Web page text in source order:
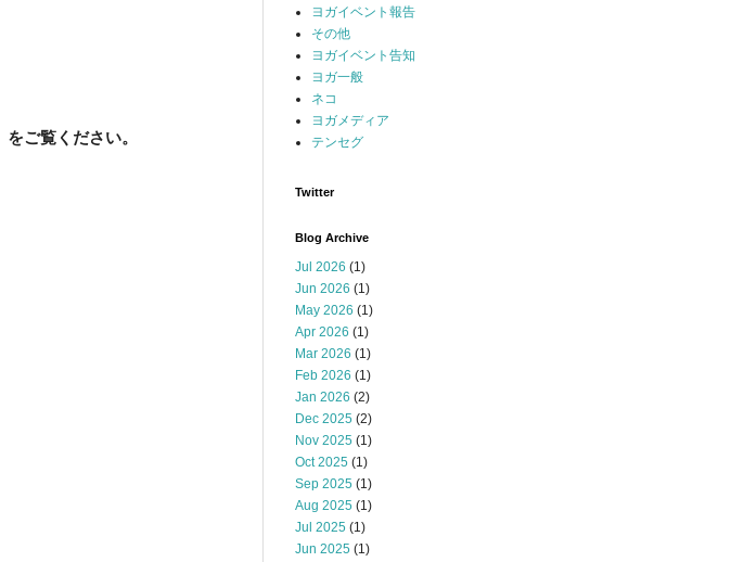
をご覧ください。
ヨガイベント報告
その他
ヨガイベント告知
ヨガ一般
ネコ
ヨガメディア
テンセグ
Twitter
Blog Archive
Jul 2026 (1)
Jun 2026 (1)
May 2026 (1)
Apr 2026 (1)
Mar 2026 (1)
Feb 2026 (1)
Jan 2026 (2)
Dec 2025 (2)
Nov 2025 (1)
Oct 2025 (1)
Sep 2025 (1)
Aug 2025 (1)
Jul 2025 (1)
Jun 2025 (1)